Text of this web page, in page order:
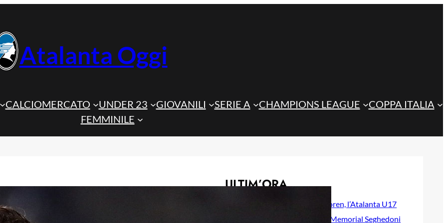
Atalanta Oggi
CALCIOMERCATO UNDER 23 GIOVANILI SERIE A CHAMPIONS LEAGUE
COPPA ITALIA
FEMMINILE
ULTIM’ORA
Doppietta di Koren, l’Atalanta U17
vola in finale al Memorial Seghedoni